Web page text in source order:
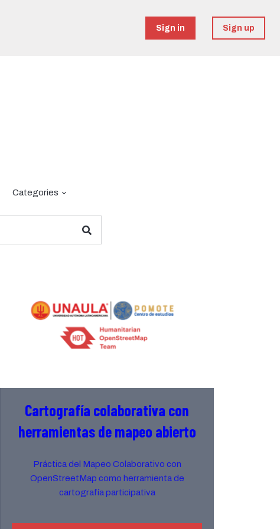
Sign in Sign up
Categories
Cartografía colaborativa con
herramientas de mapeo abierto
Práctica del Mapeo Colaborativo con
OpenStreetMap como herramienta de
cartografía participativa